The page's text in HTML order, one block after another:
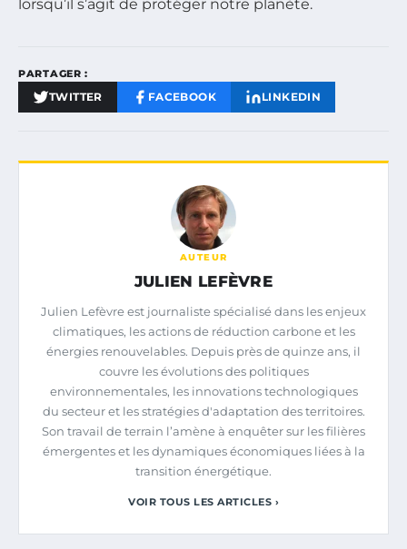
lorsqu’il s’agit de protéger notre planète.
PARTAGER :
TWITTER FACEBOOK LINKEDIN
AUTEUR
JULIEN LEFÈVRE
Julien Lefèvre est journaliste spécialisé dans les enjeux
climatiques, les actions de réduction carbone et les
énergies renouvelables. Depuis près de quinze ans, il
couvre les évolutions des politiques
environnementales, les innovations technologiques
du secteur et les stratégies d'adaptation des territoires.
Son travail de terrain l’amène à enquêter sur les filières
émergentes et les dynamiques économiques liées à la
transition énergétique.
VOIR TOUS LES ARTICLES ›